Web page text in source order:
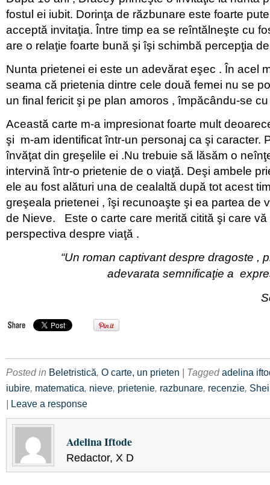
fostul ei iubit. Dorinţa de răzbunare este foarte
acceptă invitaţia. Între timp ea se reîntălneşte cu
are o relaţie foarte bună şi îşi schimbă percepţia
Nunta prietenei ei este un adevărat eşec . În acel
seama că prietenia dintre cele două femei nu se
un final fericit şi pe plan amoros , împăcându-se
Această carte m-a impresionat foarte mult
şi m-am identificat într-un personaj ca şi caracter.
învăţat din greşelile ei .Nu trebuie să lăsăm o
intervină într-o prietenie de o viaţă. Deşi ambele
ele au fost alături una de cealaltă după tot acest
greşeala prietenei , îşi recunoaşte şi ea partea de
de Nieve. Este o carte care merită citită şi care
perspectiva despre viaţă .
“Un roman captivant despre dragoste ,
adevarata semnificaţie a
Posted in Beletristică, O carte, un prieten | Taggedadelina
iubire, matematica, nieve, prietenie, razbunare, recenzie,
| Leave a response
Adelina Iftode
Redactor, X D